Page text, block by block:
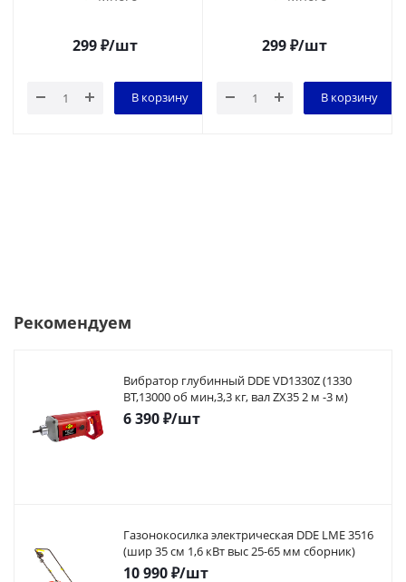
299₽/шт
В корзину
299₽/шт
В корзину
Рекомендуем
Вибратор глубинный DDE VD1330Z (1330
ВТ,13000 об мин,3,3 кг, вал ZX35 2 м -3 м)
6 390₽/шт
Газонокосилка электрическая DDE LME 3516
(шир 35 см 1,6 кВт выс 25-65 мм сборник)
10 990₽/шт